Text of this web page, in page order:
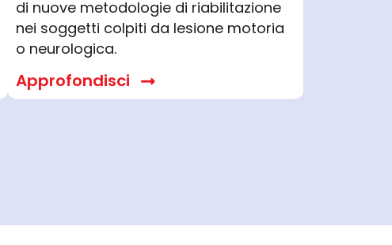
di nuove metodologie di riabilitazione
nei soggetti colpiti da lesione motoria
o neurologica.
Approfondisci